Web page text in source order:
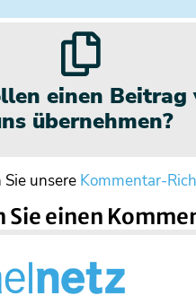
einen Beitrag
übernehmen?
unsere Kommentar-
Sie einen